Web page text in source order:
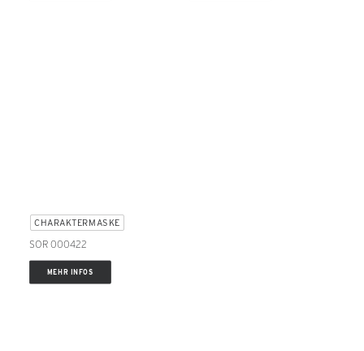
CHARAKTERMASKE
SOR 000422
MEHR INFOS